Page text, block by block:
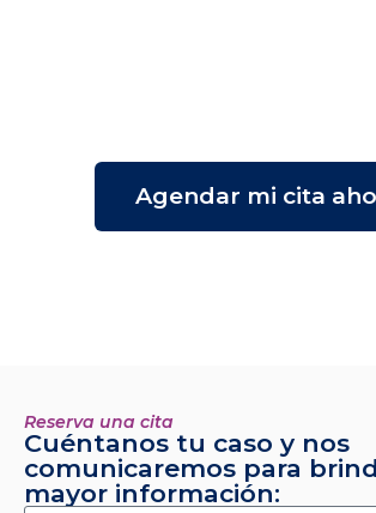
Agendar mi cita
Reserva una cita
Cuéntanos tu caso y nos
comunicaremos para
mayor información: